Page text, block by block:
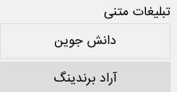
تبلیغات متنی
دانش جوین
آراد برندینگ